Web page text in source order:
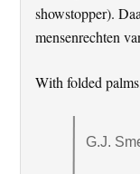
showstopper).
mensenrechten
With folded
G.J.